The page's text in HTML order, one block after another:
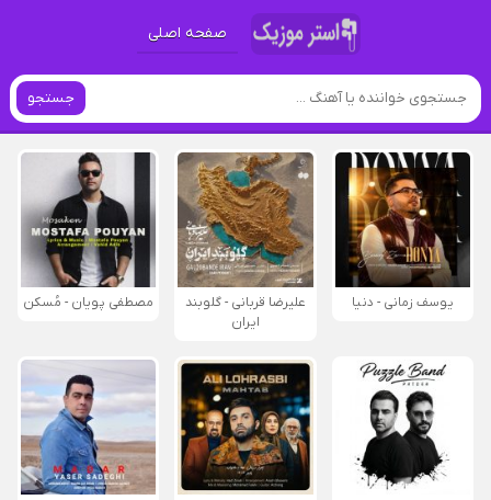
صفحه اصلی
جستجو
یوسف زمانی - دنیا
علیرضا قربانی - گلوبند
ایران
مصطفی پویان - مُسکن